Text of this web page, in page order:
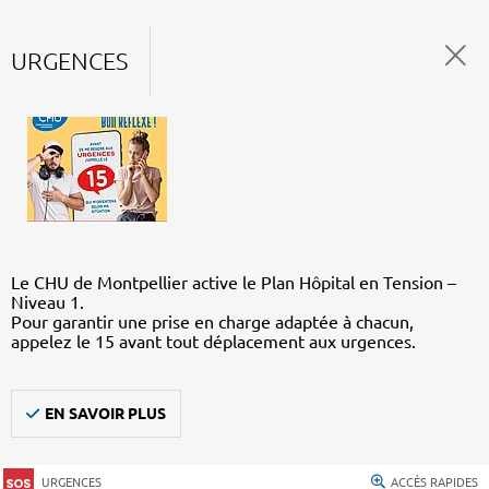
URGENCES
Le CHU de Montpellier active le Plan Hôpital en Tension –
Niveau 1.
Pour garantir une prise en charge adaptée à chacun,
appelez le 15 avant tout déplacement aux urgences.
EN SAVOIR PLUS
URGENCES ACCÈS RAPIDES